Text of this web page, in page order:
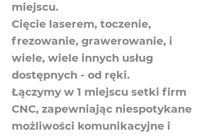
miejscu.
Cięcie laserem, toczenie,
frezowanie, grawerowanie, i
wiele, wiele innych usług
dostępnych - od ręki.
Łączymy w 1 miejscu setki firm
CNC, zapewniając niespotykane
możliwości komunikacyjne i